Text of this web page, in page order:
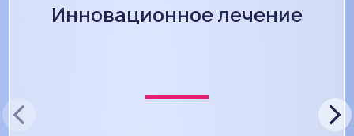
Инновационное лечение